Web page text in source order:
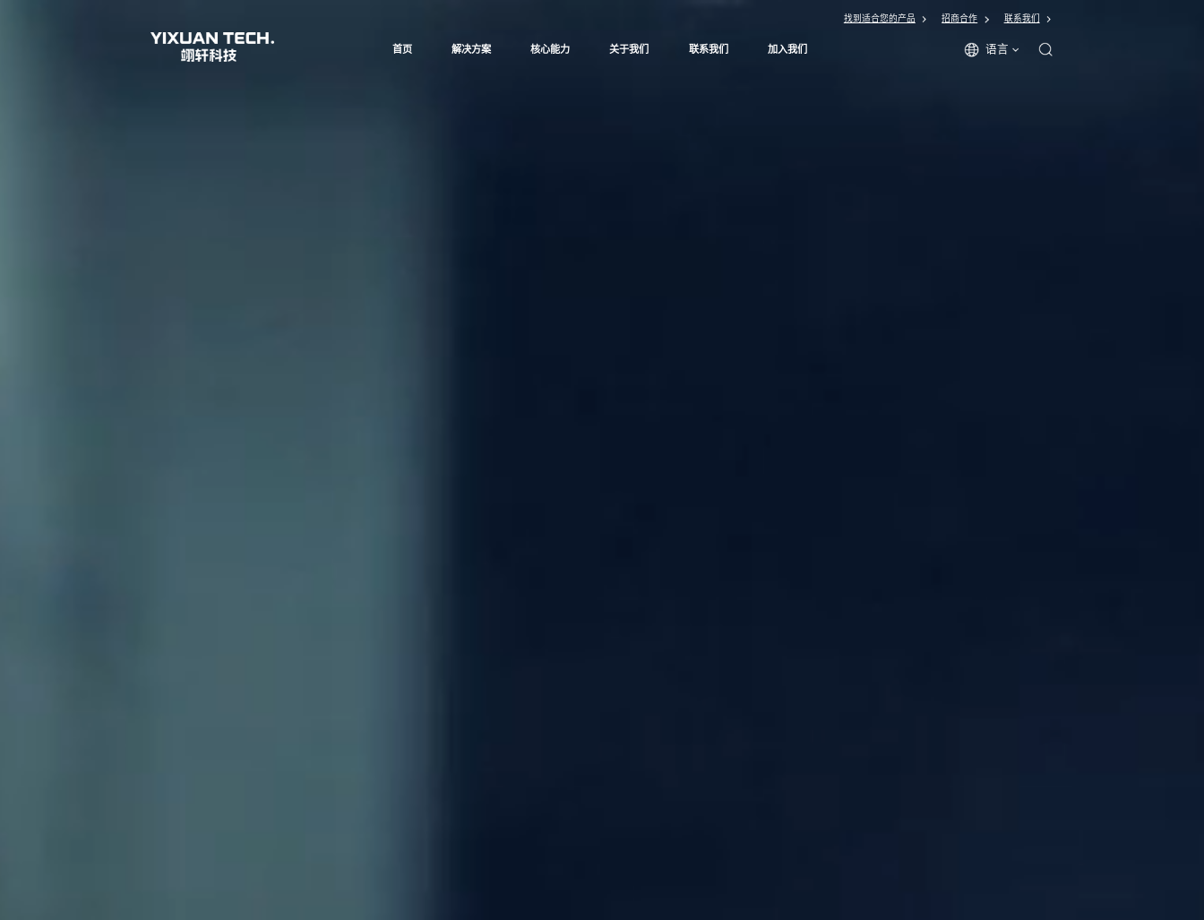
找到适合您的产品 招商合作 联系我们
首页 解决方案 核心能力 关于我们 联系我们 加入我们 语言